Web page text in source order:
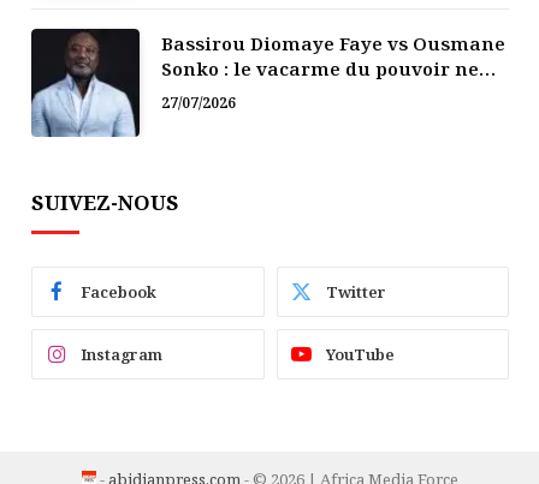
Bassirou Diomaye Faye vs Ousmane
Sonko : le vacarme du pouvoir ne
doit pas faire oublier les liens de la
27/07/2026
SUIVEZ-NOUS
Facebook Twitter
Instagram YouTube
- abidjanpress.com - © 2026 | Africa Media Force